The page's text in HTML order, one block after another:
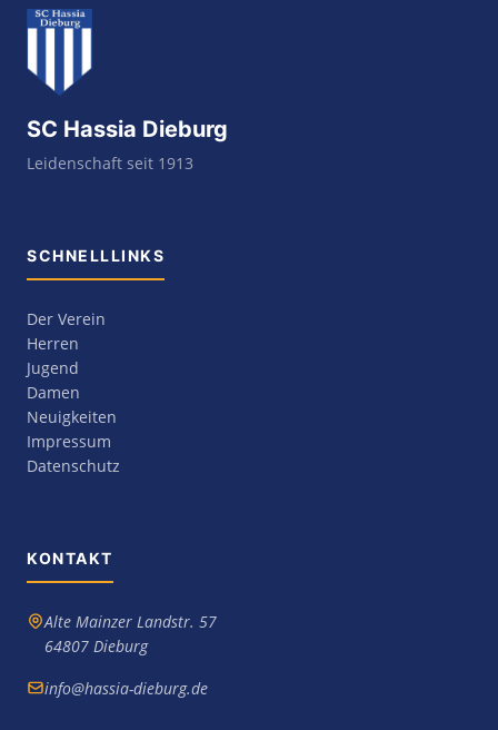
SC Hassia Dieburg
Leidenschaft seit 1913
SCHNELLLINKS
Der Verein
Herren
Jugend
Damen
Neuigkeiten
Impressum
Datenschutz
KONTAKT
Alte Mainzer Landstr. 57
64807 Dieburg
info@hassia-dieburg.de